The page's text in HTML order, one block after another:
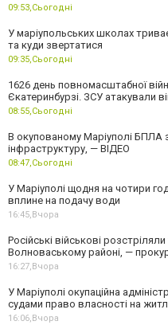
09:53,Сьогодні
У маріупольських школах
та куди звертатися
09:35,Сьогодні
1626 день повномасштабної
Єкатеринбурзі. ЗСУ атакували
08:55,Сьогодні
В окупованому Маріуполі БПЛА
інфраструктуру, — ВІДЕО
08:47,Сьогодні
У Маріуполі щодня на чотири
вплине на подачу води
16:45,Вчора
Російські військові
Волноваському районі, —
16:27,Вчора
У Маріуполі окупаційна
судами право власності на
16:06,Вчора